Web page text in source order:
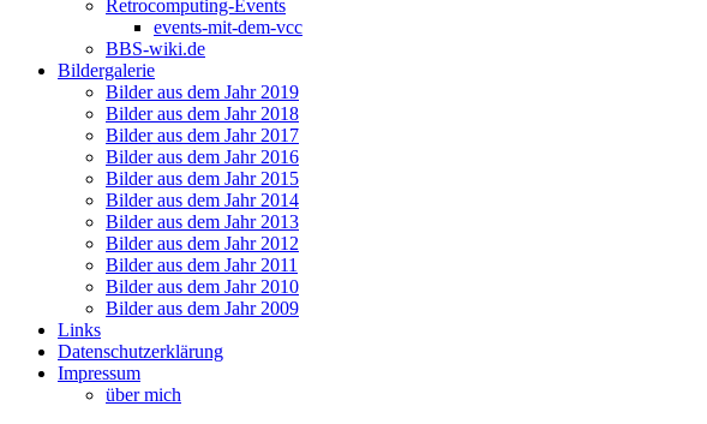
Retrocomputing-Events
events-mit-dem-vcc
BBS-wiki.de
Bildergalerie
Bilder aus dem Jahr 2019
Bilder aus dem Jahr 2018
Bilder aus dem Jahr 2017
Bilder aus dem Jahr 2016
Bilder aus dem Jahr 2015
Bilder aus dem Jahr 2014
Bilder aus dem Jahr 2013
Bilder aus dem Jahr 2012
Bilder aus dem Jahr 2011
Bilder aus dem Jahr 2010
Bilder aus dem Jahr 2009
Links
Datenschutzerklärung
Impressum
über mich